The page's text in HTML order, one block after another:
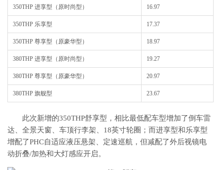
350THP 进享型（原时尚型） 16.97
350THP 乐享型 17.37
350THP 尊享型（原豪华型） 18.97
380THP 进享型（原时尚型） 19.27
380THP 尊享型（原豪华型） 20.97
380THP 旗舰型 23.67
此次新增的350THP舒享型，相比最低配车型增加了倒车雷
达、全景天窗、车顶行李架、18英寸轮圈；而进享型和乐享型
增配了PHC自适应液压悬架、定速巡航，但减配了外后视镜电
动折叠/加热和大灯感应开启。